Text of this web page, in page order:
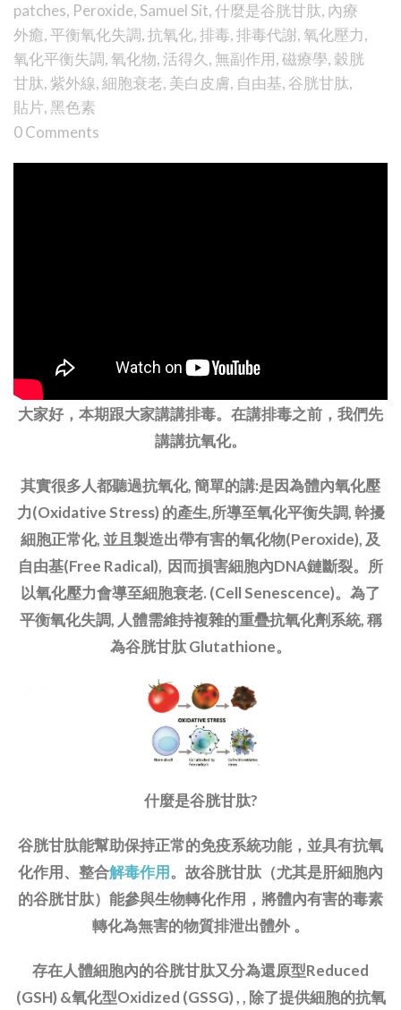
patches, Peroxide, Samuel Sit,什麼是谷胱甘肽, 內療
外癒,平衡氧化失調,抗氧化,排毒,排毒代謝,氧化壓力,
氧化平衡失調,氧化物, 活得久, 無副作用,磁療學, 穀胱
甘肽,紫外線,細胞衰老, 美白皮膚, 自由基,谷胱甘肽,
貼片,黑色素
0 Comments
大家好，本期跟大家講講排毒。在講排毒之前，我們先
講講抗氧化。
其實很多人都聽過抗氧化, 簡單的講:是因為體內氧化壓
力(Oxidative Stress) 的產生,所導至氧化平衡失調, 幹擾
細胞正常化, 並且製造出帶有害的氧化物(Peroxide), 及
自由基(Free Radical), 因而損害細胞內DNA鏈斷裂。所
以氧化壓力會導至細胞衰老. (Cell Senescence)。為了
平衡氧化失調, 人體需維持複雜的重疊抗氧化劑系統, 稱
為谷胱甘肽 Glutathione。
什麼是谷胱甘肽?
谷胱甘肽能幫助保持正常的免疫系統功能，並具有抗氧
化作用、整合解毒作用 。故谷胱甘肽（尤其是肝細胞內
的谷胱甘肽）能參與生物轉化作用，將體內有害的毒素
轉化為無害的物質排泄出體外 。
存在人體細胞內的谷胱甘肽又分為還原型Reduced
(GSH) &氧化型Oxidized (GSSG) , , 除了提供細胞的抗氧